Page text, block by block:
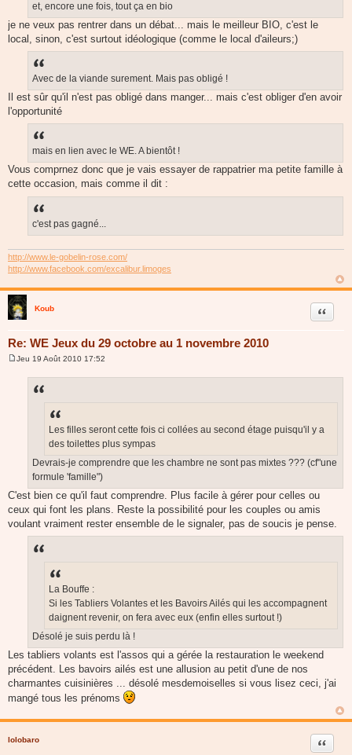
et, encore une fois, tout ça en bio
je ne veux pas rentrer dans un débat... mais le meilleur BIO, c'est le
local, sinon, c'est surtout idéologique (comme le local d'aileurs;)
Avec de la viande surement. Mais pas obligé !
Il est sûr qu'il n'est pas obligé dans manger... mais c'est obliger d'en avoir
l'opportunité
mais en lien avec le WE. A bientôt !
Vous comprnez donc que je vais essayer de rappatrier ma petite famille à
cette occasion, mais comme il dit :
c'est pas gagné...
http://www.le-gobelin-rose.com/
http://www.facebook.com/excalibur.limoges
Koub
Re: WE Jeux du 29 octobre au 1 novembre 2010
Citer
Jeu 19 Août 2010 17:52
Les filles seront cette fois ci collées au second étage puisqu'il y a
des toilettes plus sympas
Devrais-je comprendre que les chambre ne sont pas mixtes ??? (cf"une
formule 'famille")
C'est bien ce qu'il faut comprendre. Plus facile à gérer pour celles ou
ceux qui font les plans. Reste la possibilité pour les couples ou amis
voulant vraiment rester ensemble de le signaler, pas de soucis je pense.
La Bouffe :
Si les Tabliers Volantes et les Bavoirs Ailés qui les accompagnent
daignent revenir, on fera avec eux (enfin elles surtout !)
Désolé je suis perdu là !
Les tabliers volants est l'assos qui a gérée la restauration le weekend
précédent. Les bavoirs ailés est une allusion au petit d'une de nos
charmantes cuisinières ... désolé mesdemoiselles si vous lisez ceci, j'ai
mangé tous les prénoms
lolobaro Citer